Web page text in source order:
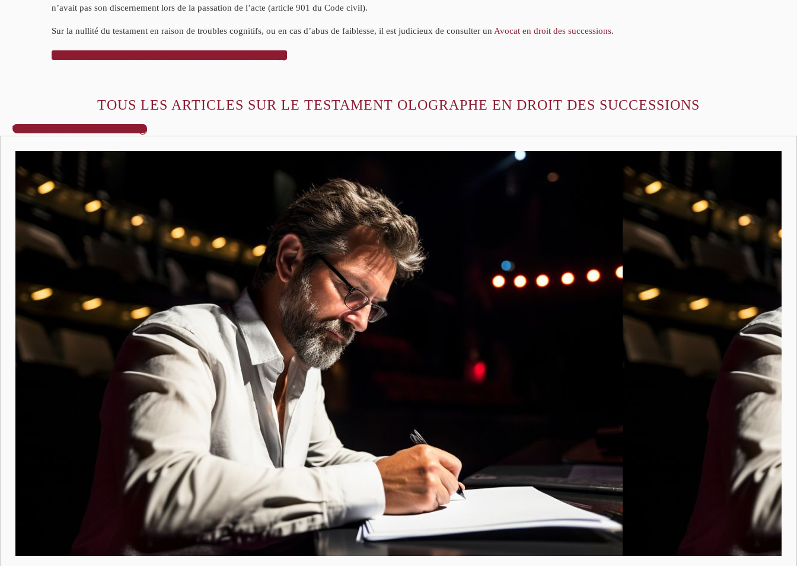
n’avait pas son discernement lors de la passation de l’acte (article 901 du Code civil).
Sur la nullité du testament en raison de troubles cognitifs, ou en cas d’abus de faiblesse, il est judicieux de consulter un Avocat en droit des successions.
DÉCOUVREZ COMMENT RÉDIGER UN TESTAMENT
TOUS LES ARTICLES SUR LE TESTAMENT OLOGRAPHE EN DROIT DES SUCCESSIONS
TOUTES LES PUBLICATIONS I